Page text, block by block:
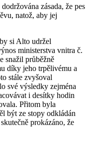
zásada, že pes
natož, aby jej
si Alto udržel
ministerstva vnitra č.
snažil průběžně
díky jeho trpělivému a
stále zvyšoval
své výsledky zejména
i desítky hodin
Přitom byla
být ze stopy odkládán
prokázáno, že